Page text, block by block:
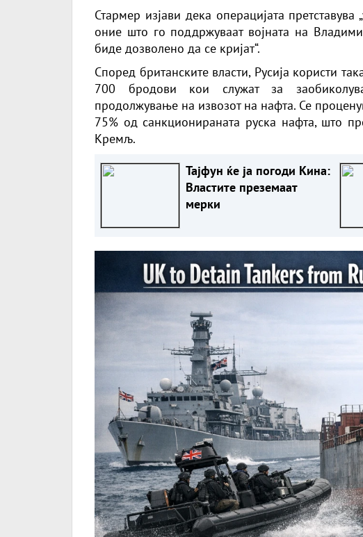
Стармер изјави дека операцијата
оние што го поддржуваат војната на
биде дозволено да се кријат“.
Според британските власти, Русија користи
700 бродови кои служат за
продолжување на извозот на нафта. Се
75% од санкционираната руска нафта, што
Кремљ.
Тајфун ќе ја погоди Кина:
Властите преземаат
мерки